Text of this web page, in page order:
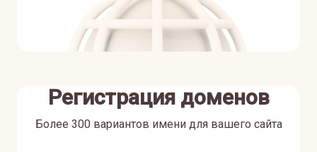
Регистрация доменов
Более 300 вариантов имени для вашего сайта